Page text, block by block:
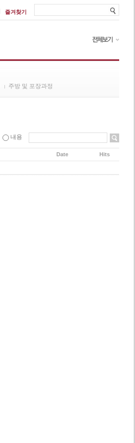
즐겨찾기
주방 및 포장과정
내용
Date Hits